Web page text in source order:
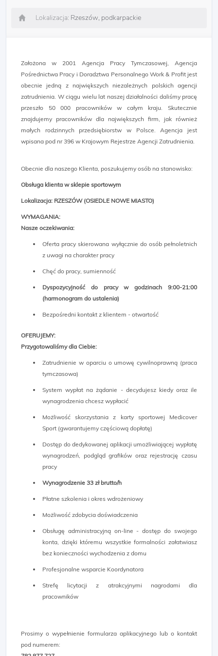
Lokalizacja: Rzeszów, podkarpackie
Założona w 2001 Agencja Pracy Tymczasowej, Agencja
Pośrednictwa Pracy i Doradztwa Personalnego Work & Profit jest
obecnie jedną z największych niezależnych polskich agencji
zatrudnienia. W ciągu wielu lat naszej działalności daliśmy pracę
przeszło 50 000 pracowników w całym kraju. Skutecznie
znajdujemy pracowników dla największych firm, jak również
małych rodzinnych przedsiębiorstw w Polsce. Agencja jest
wpisana pod nr 396 w Krajowym Rejestrze Agencji Zatrudnienia.
Obecnie dla naszego Klienta, poszukujemy osób na stanowisko:
Obsługa klienta w sklepie sportowym
Lokalizacja: RZESZÓW (OSIEDLE NOWE MIASTO)​
WYMAGANIA:
Nasze oczekiwania:
Oferta pracy skierowana wyłącznie do osób pełnoletnich
z uwagi na charakter pracy
Chęć do pracy, sumienność
Dyspozycyjność do pracy w godzinach 9:00-21:00
(harmonogram do ustalenia)
Bezpośredni kontakt z klientem - otwartość
OFERUJEMY:
Przygotowaliśmy dla Ciebie:
Zatrudnienie w oparciu o umowę cywilnoprawną (praca
tymczasowa)
System wypłat na żądanie - decydujesz kiedy oraz ile
wynagrodzenia chcesz wypłacić
Możliwość skorzystania z karty sportowej Medicover
Sport (gwarantujemy częściową dopłatę)
Dostęp do dedykowanej aplikacji umożliwiającej wypłatę
wynagrodzeń, podgląd grafików oraz rejestrację czasu
pracy
Wynagrodzenie 33 zł brutto/h
Płatne szkolenia i okres wdrożeniowy
Możliwość zdobycia doświadczenia
Obsługę administracyjną on-line - dostęp do swojego
konta, dzięki któremu wszystkie formalności załatwiasz
bez konieczności wychodzenia z domu
Profesjonalne wsparcie Koordynatora
Strefę licytacji z atrakcyjnymi nagrodami dla
pracowników
Prosimy o wypełnienie formularza aplikacyjnego lub o kontakt
pod numerem:​